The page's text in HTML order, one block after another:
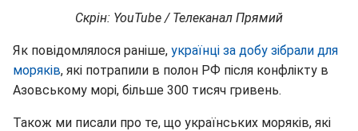
Скрін: YouTube / Телеканал Прямий
Як повідомлялося раніше, українці за добу зібрали для
моряків, які потрапили в полон РФ після конфлікту в
Азовському морі, більше 300 тисяч гривень.
Також ми писали про те, що українських моряків, які